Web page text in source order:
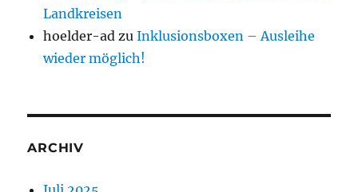
Landkreisen
hoelder-ad zuInklusionsboxen – Ausleihe
wieder möglich!
ARCHIV